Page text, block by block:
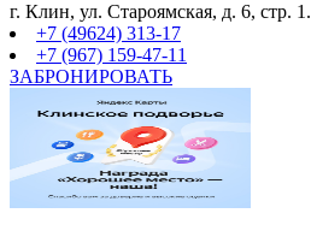
г. Клин, ул. Староямская, д. 6, стр. 1.
+7 (49624) 313-17
+7 (967) 159-47-11
ЗАБРОНИРОВАТЬ